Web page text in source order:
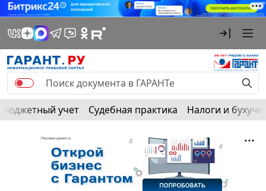
Бюджетный учет Судебная практика Налоги и